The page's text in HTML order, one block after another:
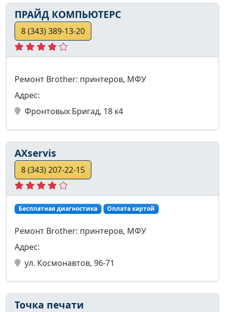
ПРАЙД КОМПЬЮТЕРС
8 (343) 389-13-20
Ремонт Brother: принтеров, МФУ
Адрес:
Фронтовых Бригад, 18 к4
AXservis
8 (343) 207-22-15
Бесплатная диагностика Оплата картой
Ремонт Brother: принтеров, МФУ
Адрес:
ул. Космонавтов, 96-71
Точка печати